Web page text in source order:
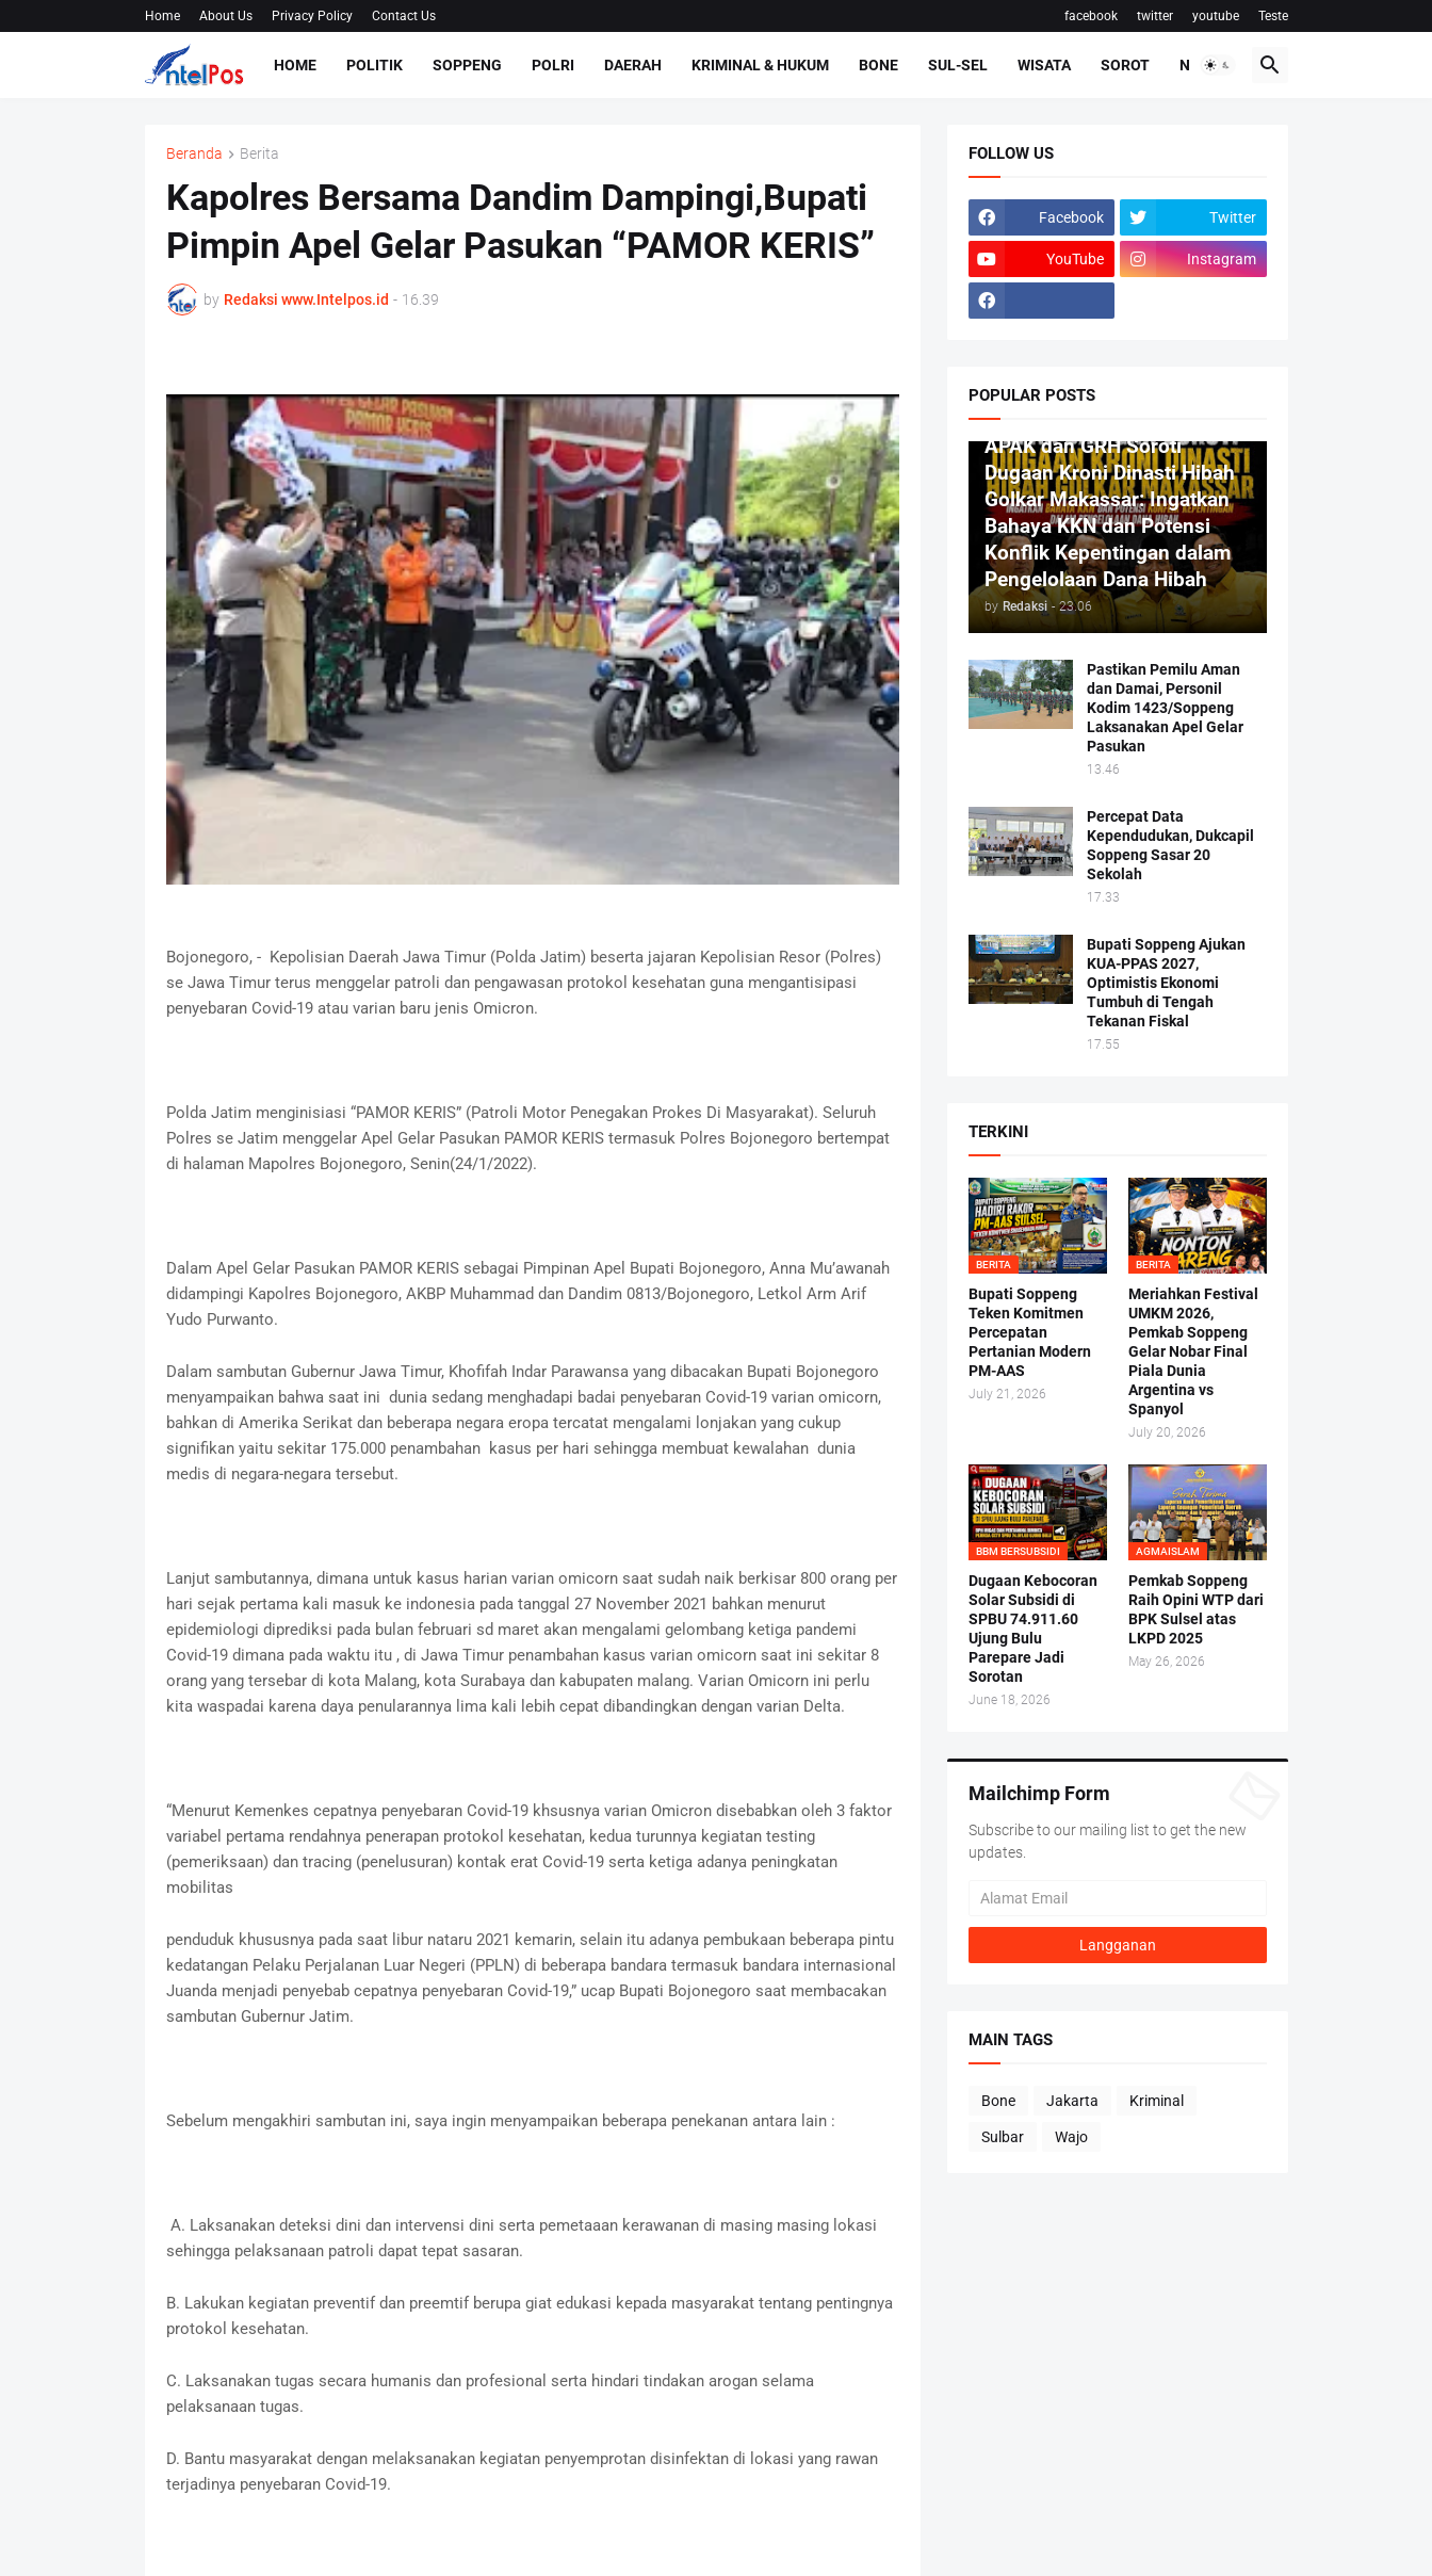
Home About Us Privacy Policy Contact Us facebook twitter youtube Teste
HOME POLITIK SOPPENG POLRI DAERAH KRIMINAL & HUKUM BONE SUL-SEL WISATA SOROT NASIONAL
Beranda Berita
Kapolres Bersama Dandim Dampingi,Bupati
Pimpin Apel Gelar Pasukan “PAMOR KERIS”
by Redaksi www.Intelpos.id - 16.39
Bojonegoro, - Kepolisian Daerah Jawa Timur (Polda Jatim) beserta jajaran Kepolisian Resor (Polres)
se Jawa Timur terus menggelar patroli dan pengawasan protokol kesehatan guna mengantisipasi
penyebaran Covid-19 atau varian baru jenis Omicron.
Polda Jatim menginisiasi “PAMOR KERIS” (Patroli Motor Penegakan Prokes Di Masyarakat). Seluruh
Polres se Jatim menggelar Apel Gelar Pasukan PAMOR KERIS termasuk Polres Bojonegoro bertempat
di halaman Mapolres Bojonegoro, Senin(24/1/2022).
Dalam Apel Gelar Pasukan PAMOR KERIS sebagai Pimpinan Apel Bupati Bojonegoro, Anna Mu’awanah
didampingi Kapolres Bojonegoro, AKBP Muhammad dan Dandim 0813/Bojonegoro, Letkol Arm Arif
Yudo Purwanto.
Dalam sambutan Gubernur Jawa Timur, Khofifah Indar Parawansa yang dibacakan Bupati Bojonegoro
menyampaikan bahwa saat ini dunia sedang menghadapi badai penyebaran Covid-19 varian omicorn,
bahkan di Amerika Serikat dan beberapa negara eropa tercatat mengalami lonjakan yang cukup
signifikan yaitu sekitar 175.000 penambahan kasus per hari sehingga membuat kewalahan dunia
medis di negara-negara tersebut.
Lanjut sambutannya, dimana untuk kasus harian varian omicorn saat sudah naik berkisar 800 orang per
hari sejak pertama kali masuk ke indonesia pada tanggal 27 November 2021 bahkan menurut
epidemiologi diprediksi pada bulan februari sd maret akan mengalami gelombang ketiga pandemi
Covid-19 dimana pada waktu itu , di Jawa Timur penambahan kasus varian omicorn saat ini sekitar 8
orang yang tersebar di kota Malang, kota Surabaya dan kabupaten malang. Varian Omicorn ini perlu
kita waspadai karena daya penularannya lima kali lebih cepat dibandingkan dengan varian Delta.
“Menurut Kemenkes cepatnya penyebaran Covid-19 khsusnya varian Omicron disebabkan oleh 3 faktor
variabel pertama rendahnya penerapan protokol kesehatan, kedua turunnya kegiatan testing
(pemeriksaan) dan tracing (penelusuran) kontak erat Covid-19 serta ketiga adanya peningkatan
mobilitas
penduduk khususnya pada saat libur nataru 2021 kemarin, selain itu adanya pembukaan beberapa pintu
kedatangan Pelaku Perjalanan Luar Negeri (PPLN) di beberapa bandara termasuk bandara internasional
Juanda menjadi penyebab cepatnya penyebaran Covid-19,” ucap Bupati Bojonegoro saat membacakan
sambutan Gubernur Jatim.
Sebelum mengakhiri sambutan ini, saya ingin menyampaikan beberapa penekanan antara lain :
A. Laksanakan deteksi dini dan intervensi dini serta pemetaaan kerawanan di masing masing lokasi
sehingga pelaksanaan patroli dapat tepat sasaran.
B. Lakukan kegiatan preventif dan preemtif berupa giat edukasi kepada masyarakat tentang pentingnya
protokol kesehatan.
C. Laksanakan tugas secara humanis dan profesional serta hindari tindakan arogan selama
pelaksanaan tugas.
D. Bantu masyarakat dengan melaksanakan kegiatan penyemprotan disinfektan di lokasi yang rawan
terjadinya penyebaran Covid-19.
FOLLOW US
Facebook Twitter
YouTube Instagram
POPULAR POSTS
APAK dan GRH Soroti
Dugaan Kroni Dinasti Hibah
Golkar Makassar: Ingatkan
Bahaya KKN dan Potensi
Konflik Kepentingan dalam
Pengelolaan Dana Hibah
by Redaksi - 23.06
Pastikan Pemilu Aman
dan Damai, Personil
Kodim 1423/Soppeng
Laksanakan Apel Gelar
Pasukan
13.46
Percepat Data
Kependudukan, Dukcapil
Soppeng Sasar 20
Sekolah
17.33
Bupati Soppeng Ajukan
KUA-PPAS 2027,
Optimistis Ekonomi
Tumbuh di Tengah
Tekanan Fiskal
17.55
TERKINI
BERITA
Bupati Soppeng
Teken Komitmen
Percepatan
Pertanian Modern
PM-AAS
July 21, 2026
BERITA
Meriahkan Festival
UMKM 2026,
Pemkab Soppeng
Gelar Nobar Final
Piala Dunia
Argentina vs
Spanyol
July 20, 2026
BBM BERSUBSIDI
Dugaan Kebocoran
Solar Subsidi di
SPBU 74.911.60
Ujung Bulu
Parepare Jadi
Sorotan
June 18, 2026
AGMAISLAM
Pemkab Soppeng
Raih Opini WTP dari
BPK Sulsel atas
LKPD 2025
May 26, 2026
Mailchimp Form
Subscribe to our mailing list to get the new
updates.
MAIN TAGS
Bone Jakarta Kriminal
Sulbar Wajo